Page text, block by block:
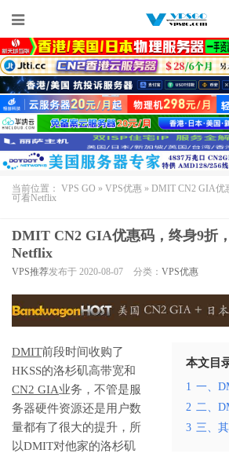
当前位置： VPS GO » VPS优惠 » DMIT CN2 GIA优
可看Netflix
DMIT CN2 GIA优惠码，终身9折
Netflix
VPS推荐发布于 2020-08-07 分类： VPS优惠
本文目
1 一、
2 二、
3 三、
DMIT前段时间收购了
HKSS的洛杉矶高带宽和
CN2 GIA业务，不管是服
务器硬件资源还是用户数
量都有了很大的提升，所
以DMIT对他家的洛杉矶